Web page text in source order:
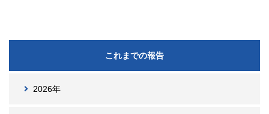
これまでの報告
2026年